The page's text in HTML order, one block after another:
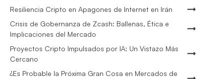
Resiliencia Cripto en Apagones de Internet en Irán
Crisis de Gobernanza de Zcash: Ballenas, Ética e
Implicaciones del Mercado
Proyectos Cripto Impulsados por IA: Un Vistazo Más
Cercano
¿Es Probable la Próxima Gran Cosa en Mercados de